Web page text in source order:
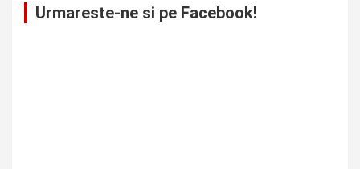
Urmareste-ne si pe Facebook!